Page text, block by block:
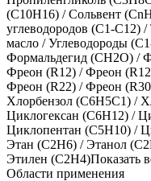
(С10Н16) /Сольвент
углеводородов (С1-С12) /
масло /Углеводороды
Формальдегид (CH2O) /
Фреон (R12) /Фреон
Фреон (R22) /Фреон
Хлорбензол (С6Н5С1) /
Циклогексан (C6H12) /
Циклопентан (C5H10) /
Этан (C2H6) /Этанол
Этилен (C2H4)Показать
Области применения